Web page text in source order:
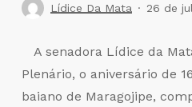
Lídice Da Mata 26 de
A senadora Lídice da
Plenário, o aniversário de
baiano de Maragojipe,